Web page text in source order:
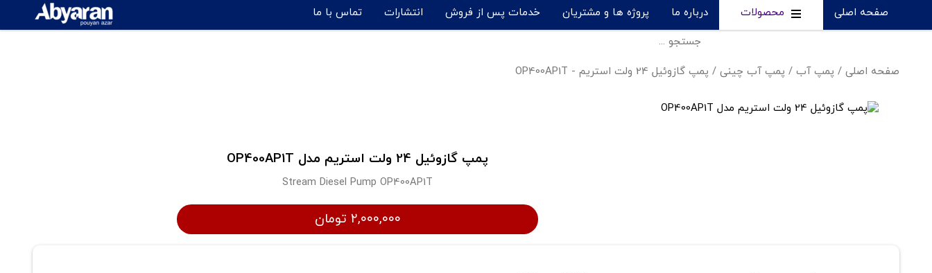
صفحه اصلی محصولات درباره ما پروژه ها و مشتریان خدمات پس از فروش انتشارات تماس با ما
صفحه اصلی / پمپ آب / پمپ آب چینی / پمپ گازوئيل 24 ولت استریم - OP400AP1T
پمپ گازوئيل 24 ولت استریم مدل OP400AP1T
Stream Diesel Pump OP400AP1T
۲,۰۰۰,۰۰۰ تومان